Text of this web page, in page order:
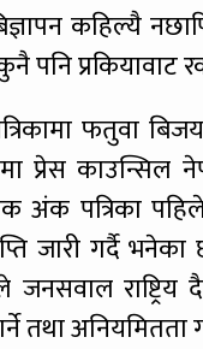
कहिल्यै
पनि प्रकियावाट
फतुवा
प्रेस काउन्सिल
अंक पत्रिका
जारी गर्दै भनेका
तथा